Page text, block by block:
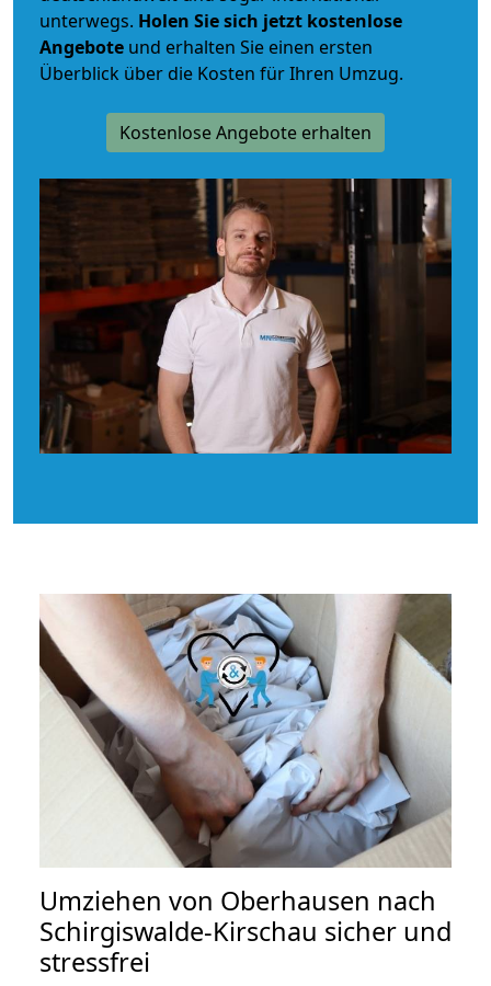
unterwegs. Holen Sie sich jetzt kostenlose
Angebote und erhalten Sie einen ersten
Überblick über die Kosten für Ihren Umzug.
Kostenlose Angebote erhalten
Umziehen von Oberhausen nach
Schirgiswalde-Kirschau sicher und
stressfrei